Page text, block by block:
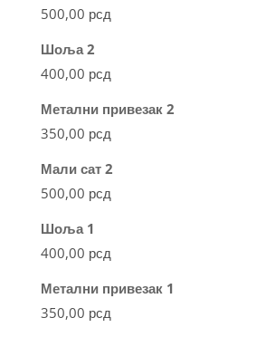
500,00 рсд
Шоља 2
400,00 рсд
Метални привезак 2
350,00 рсд
Мали сат 2
500,00 рсд
Шоља 1
400,00 рсд
Метални привезак 1
350,00 рсд